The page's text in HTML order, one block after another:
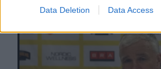
Data Deletion Data Access